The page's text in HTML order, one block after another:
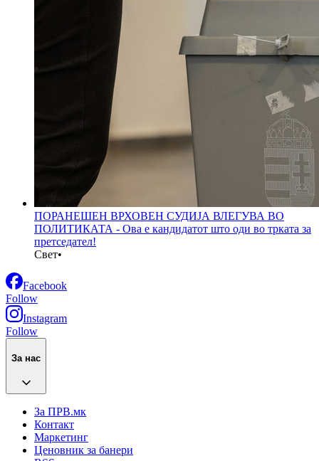
ПОРАНЕШЕН ВРХОВЕН СУДИЈА ВЛЕГУВА ВО
ПОЛИТИКАТА - Ова е кандидатот што оди во трката за
претседател!
Свет•
Facebook
Follow
Instagram
Follow
За нас
За ПРВ.мк
Контакт
Маркетинг
Ценовник за банери